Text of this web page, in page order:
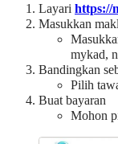
Layari https://
Masukkan
mykad,
Bandingkan
Pilih
Buat bayaran
Mohon